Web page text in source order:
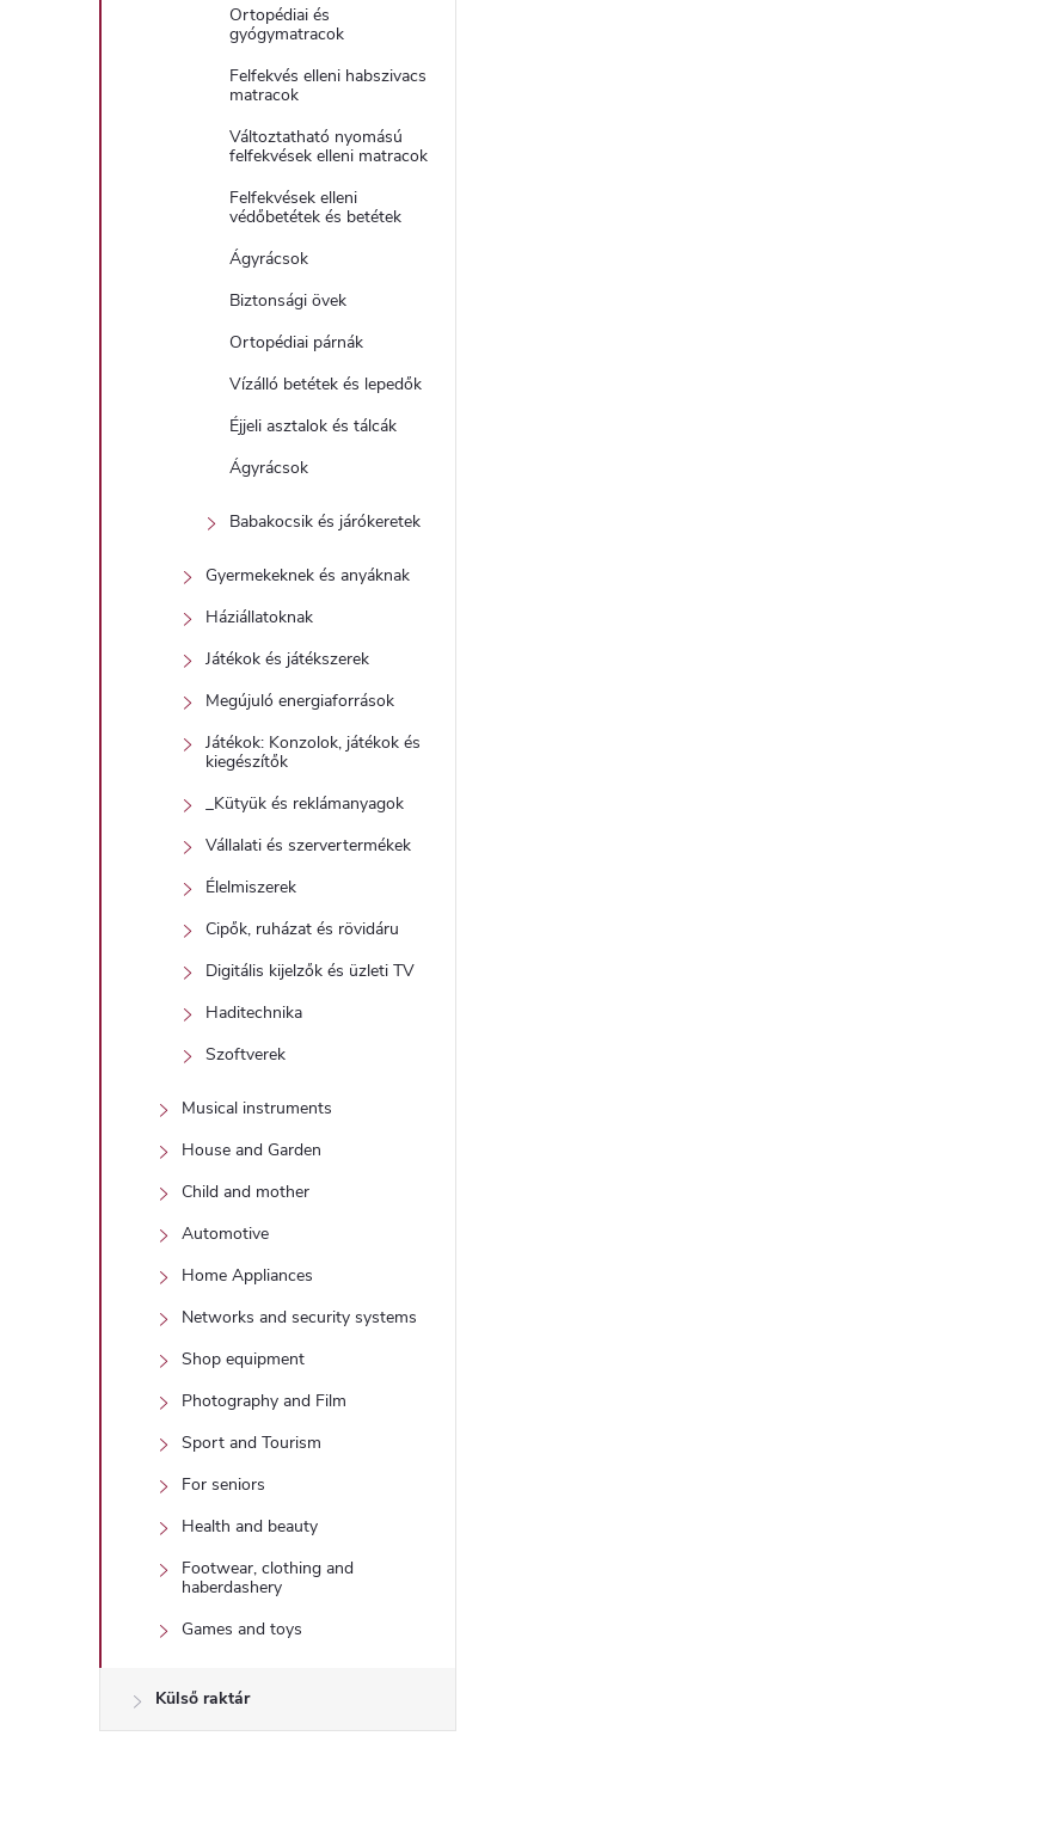
Ortopédiai és
gyógymatracok
Felfekvés elleni habszivacs
matracok
Változtatható nyomású
felfekvések elleni matracok
Felfekvések elleni
védőbetétek és betétek
Ágyrácsok
Biztonsági övek
Ortopédiai párnák
Vízálló betétek és lepedők
Éjjeli asztalok és tálcák
Ágyrácsok
Babakocsik és járókeretek
Gyermekeknek és anyáknak
Háziállatoknak
Játékok és játékszerek
Megújuló energiaforrások
Játékok: Konzolok, játékok és
kiegészítők
_Kütyük és reklámanyagok
Vállalati és szervertermékek
Élelmiszerek
Cipők, ruházat és rövidáru
Digitális kijelzők és üzleti TV
Haditechnika
Szoftverek
Musical instruments
House and Garden
Child and mother
Automotive
Home Appliances
Networks and security systems
Shop equipment
Photography and Film
Sport and Tourism
For seniors
Health and beauty
Footwear, clothing and
haberdashery
Games and toys
Külső raktár